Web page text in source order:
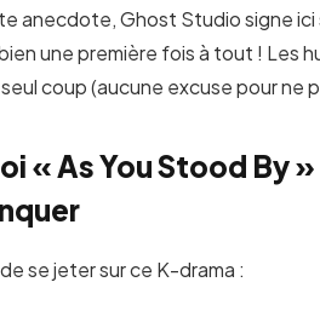
anecdote, Ghost Studio signe
une première fois à tout ! Les
seul coup (aucune excuse pour ne
« As You Stood By
se jeter sur ce K-drama :